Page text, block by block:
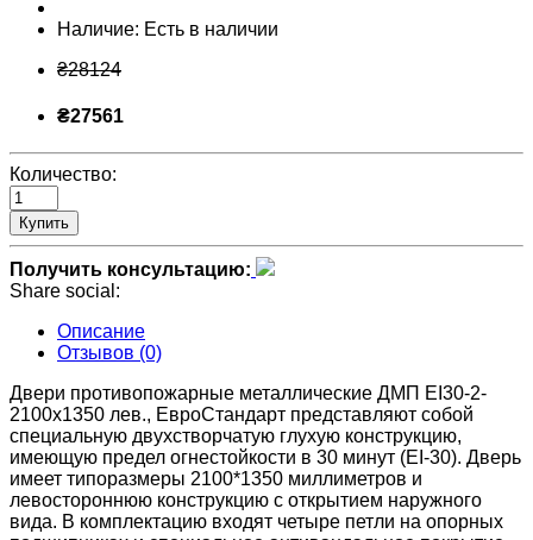
Наличие: Есть в наличии
₴28124
₴27561
Количество:
Купить
Получить консультацию:
Share social:
Описание
Отзывов (0)
Двери противопожарные металлические ДМП ЕІ30-2-
2100х1350 лев., ЕвроСтандарт представляют собой
специальную двухстворчатую глухую конструкцию,
имеющую предел огнестойкости в 30 минут (EI-30). Дверь
имеет типоразмеры 2100*1350 миллиметров и
левостороннюю конструкцию с открытием наружного
вида. В комплектацию входят четыре петли на опорных